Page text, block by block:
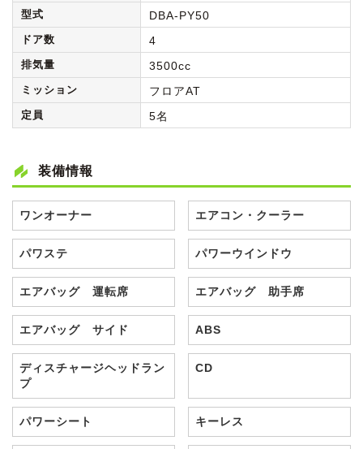
型式 DBA-PY50
ドア数 4
排気量 3500cc
ミッション フロアAT
定員 5名
装備情報
ワンオーナー エアコン・クーラー
パワステ パワーウインドウ
エアバッグ 運転席 エアバッグ 助手席
エアバッグ サイド ABS
ディスチャージヘッドラン
プ
CD
パワーシート キーレス